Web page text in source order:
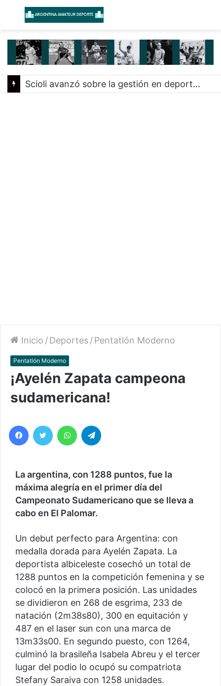
Menú
Scioli avanzó sobre la gestión en deportes con las federaciones nacionales
Inicio /Deportes/Pentatlón Moderno
Pentatlón Moderno
¡Ayelén Zapata campeona
sudamericana!
Facebook
Twitter WhatsApp
La argentina, con 1288 puntos, fue la
máxima alegría en el primer día del
Campeonato Sudamericano que se lleva a
cabo en El Palomar.
Un debut perfecto para Argentina: con
medalla dorada para Ayelén Zapata. La
deportista albiceleste cosechó un total de
1288 puntos en la competición femenina y se
colocó en la primera posición. Las unidades
se dividieron en 268 de esgrima, 233 de
natación (2m38s80), 300 en equitación y
487 en el laser sun con una marca de
13m33s00. En segundo puesto, con 1264,
culminó la brasileña Isabela Abreu y el tercer
lugar del podio lo ocupó su compatriota
Stefany Saraiva con 1258 unidades.